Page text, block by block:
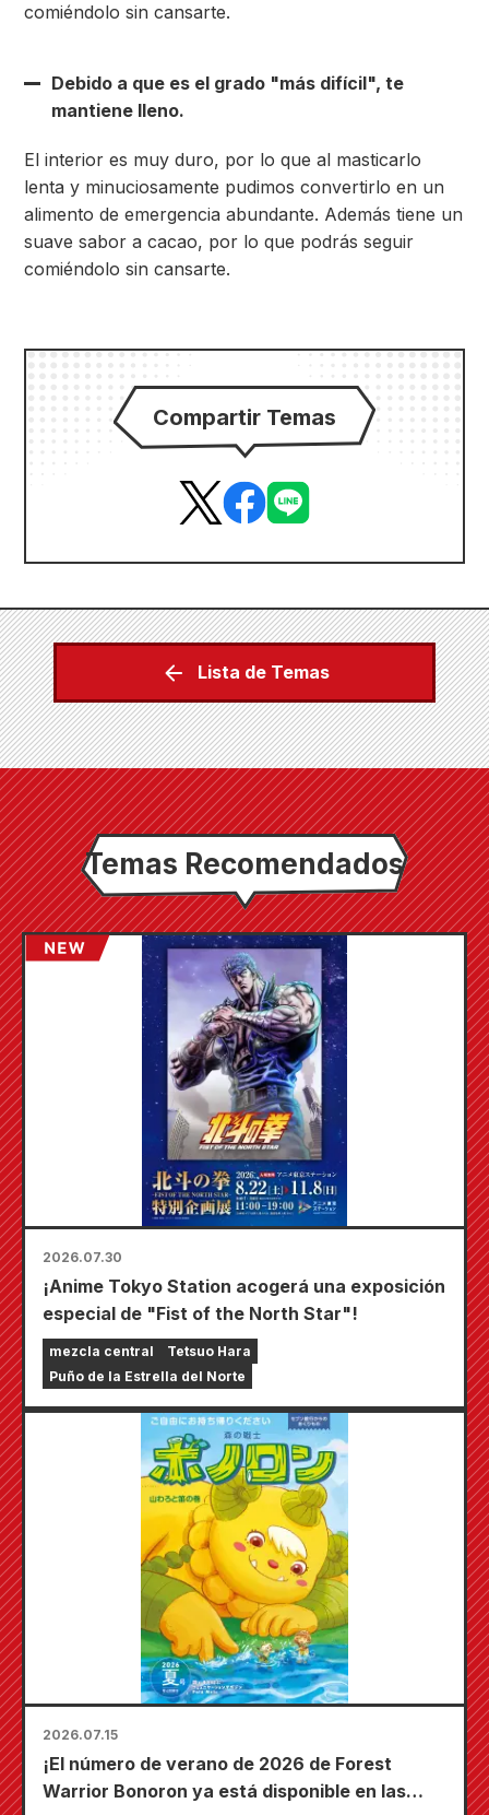
comiéndolo sin cansarte.
Debido a que es el grado "más difícil", te
mantiene lleno.
El interior es muy duro, por lo que al masticarlo
lenta y minuciosamente pudimos convertirlo en un
alimento de emergencia abundante. Además tiene un
suave sabor a cacao, por lo que podrás seguir
comiéndolo sin cansarte.
Compartir Temas
Lista de Temas
Temas Recomendados
2026.07.30
¡Anime Tokyo Station acogerá una exposición
especial de "Fist of the North Star"!
mezcla central
Tetsuo Hara
Puño de la Estrella del Norte
2026.07.15
¡El número de verano de 2026 de Forest
Warrior Bonoron ya está disponible en las